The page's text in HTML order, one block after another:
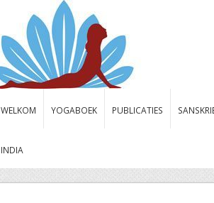
WELKOM YOGABOEK PUBLICATIES
INDIA